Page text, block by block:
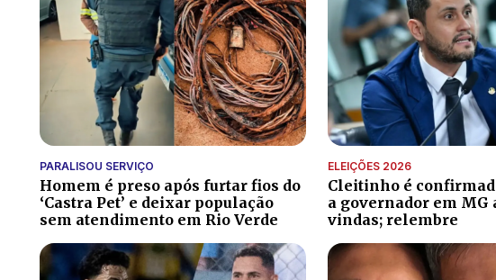
PARALISOU SERVIÇO
Homem é preso após furtar fios do
‘Castra Pet’ e deixar população
sem atendimento em Rio Verde
ELEIÇÕES 2026
Cleitinho é
a governador em MG
vindas; relembre